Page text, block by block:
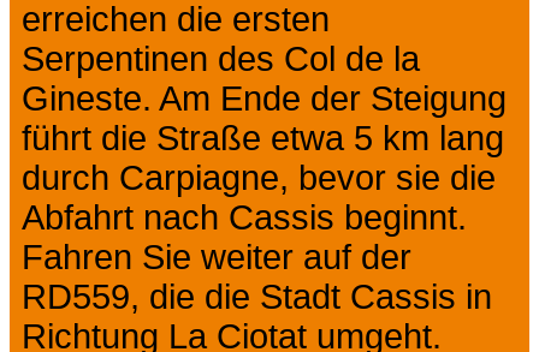
erreichen die ersten
Serpentinen des Col de la
Gineste. Am Ende der Steigung
führt die Straße etwa 5 km lang
durch Carpiagne, bevor sie die
Abfahrt nach Cassis beginnt.
Fahren Sie weiter auf der
RD559, die die Stadt Cassis in
Richtung La Ciotat umgeht.